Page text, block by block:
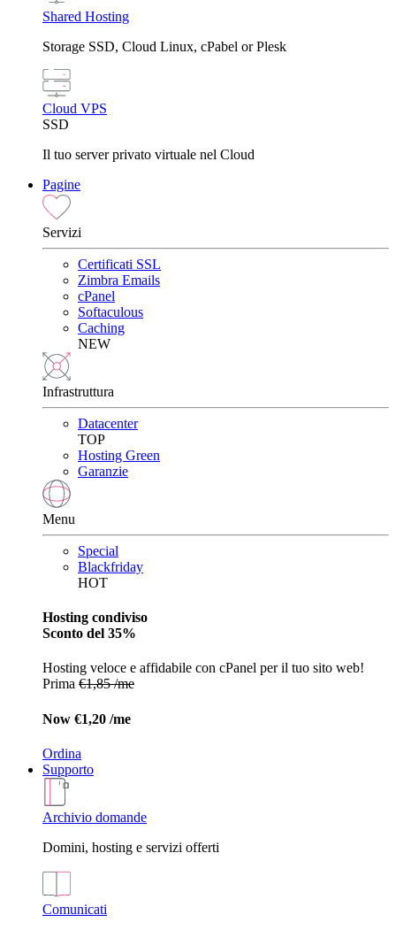
Shared Hosting
Storage SSD, Cloud Linux, cPabel or Plesk
Cloud VPS
SSD
Il tuo server privato virtuale nel Cloud
Pagine
Servizi
Certificati SSL
Zimbra Emails
cPanel
Softaculous
Caching
NEW
Infrastruttura
Datacenter
TOP
Hosting Green
Garanzie
Menu
Special
Blackfriday
HOT
Hosting condiviso
Sconto del 35%
Hosting veloce e affidabile con cPanel per il tuo sito web!
Prima €1,85 /me
Now €1,20 /me
Ordina
Supporto
Archivio domande
Domini, hosting e servizi offerti
Comunicati